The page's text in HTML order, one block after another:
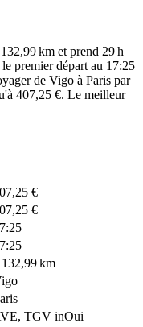
km et prend 29 h
premier départ au 17:25
de Vigo à Paris par
407,25 €. Le meilleur
€
€
132,99 km
TGV inOui
, ©OpenStreetMapcontributors